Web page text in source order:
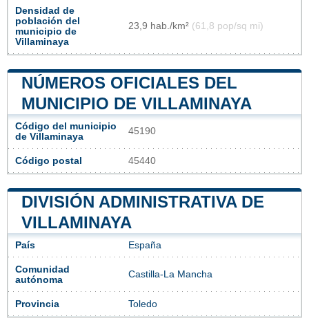
Densidad de
población del
municipio de
Villaminaya
23,9 hab./km² (61,8 pop/sq mi)
NÚMEROS OFICIALES DEL
MUNICIPIO DE VILLAMINAYA
Código del municipio
de Villaminaya
45190
Código postal 45440
DIVISIÓN ADMINISTRATIVA DE
VILLAMINAYA
País España
Comunidad
autónoma
Castilla-La Mancha
Provincia Toledo